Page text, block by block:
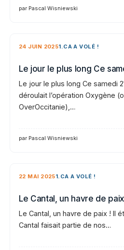
par Pascal Wisniewski
24 JUIN 20251.CA A VOLÉ !
Le jour le plus long Ce
Le jour le plus long Ce samedi
déroulait l’opération Oxygène
OverOccitanie),…
par Pascal Wisniewski
22 MAI 20251.CA A VOLÉ !
Le Cantal, un havre de
Le Cantal, un havre de paix ! Il
Cantal faisait partie de nos…